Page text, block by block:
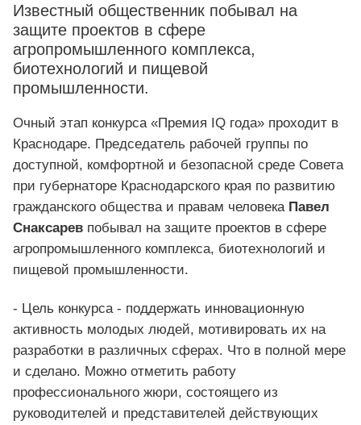
Известный общественник побывал на
защите проектов в сфере
агропромышленного комплекса,
биотехнологий и пищевой
промышленности.
Очный этап конкурса «Премия IQ года» проходит в
Краснодаре. Председатель рабочей группы по
доступной, комфортной и безопасной среде Совета
при губернаторе Краснодарского края по развитию
гражданского общества и правам человека Павел
Снаксарев побывал на защите проектов в сфере
агропромышленного комплекса, биотехнологий и
пищевой промышленности.
- Цель конкурса - поддержать инновационную
активность молодых людей, мотивировать их на
разработки в различных сферах. Что в полной мере
и сделано. Можно отметить работу
профессионального жюри, состоящего из
руководителей и представителей действующих